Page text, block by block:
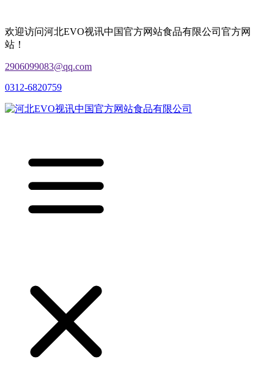
欢迎访问河北EVO视讯中国官方网站食品有限公司官方网
站！
2906099083@qq.com
0312-6820759